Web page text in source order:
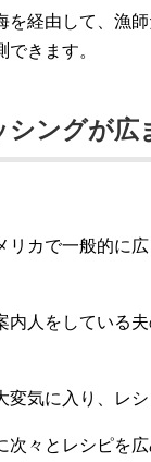
経由して、 漁
きます。
ングが広
カで一般的に
内人をしている
変気に入り、レ
々とレシピを